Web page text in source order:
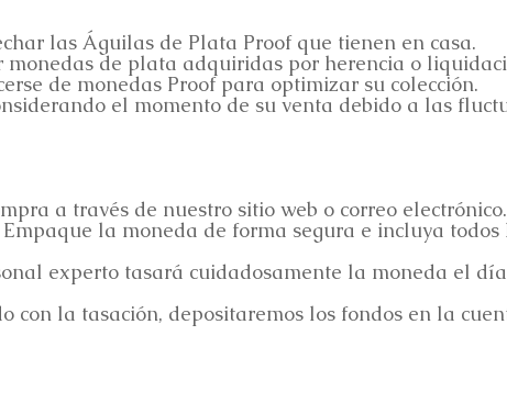
las Águilas de Plata Proof que tienen en casa.
monedas de plata adquiridas por herencia o
de monedas Proof para optimizar su colección.
el momento de su venta debido a las
a través de nuestro sitio web o correo electrónico.
la moneda de forma segura e incluya todos
experto tasará cuidadosamente la moneda el
con la tasación, depositaremos los fondos en la